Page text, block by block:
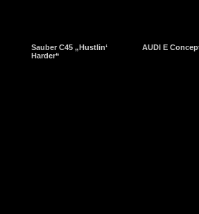
Sauber C45 „Hustlin‘
Harder“
AUDI E